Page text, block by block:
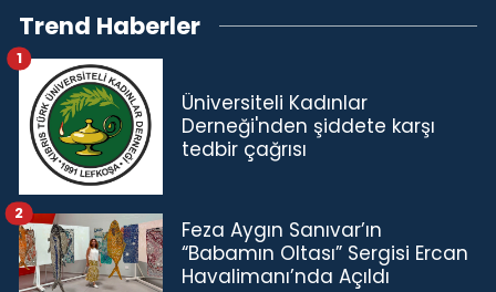
Trend Haberler
Üniversiteli Kadınlar
Derneği'nden şiddete karşı
tedbir çağrısı
1
Feza Aygın Sanıvar’ın
“Babamın Oltası” Sergisi Ercan
Havalimanı’nda Açıldı
2